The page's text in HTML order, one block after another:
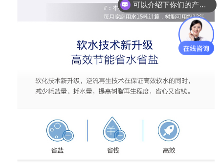
可以介绍下你们的产品么？